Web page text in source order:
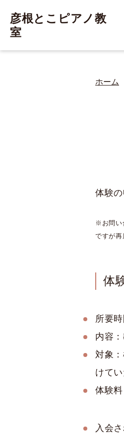
彦根とこピアノ教
室
ホーム
体験
※お問い
ですが
体
所要
内容
対象
けて
体験
入会